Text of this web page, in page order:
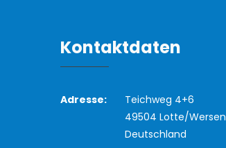
Kontaktdaten
Adresse:
Teichweg 4+6
49504 Lotte/Wersen
Deutschland